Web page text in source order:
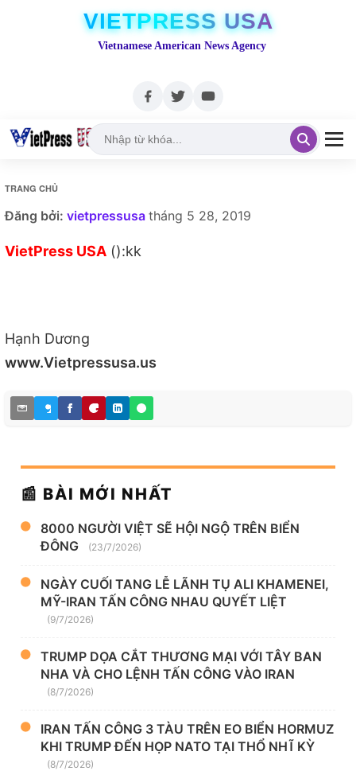
VIETPRESS USA
Vietnamese American News Agency
TRANG CHỦ
Đăng bởi: vietpressusa tháng 5 28, 2019
VietPress USA ():kk
Hạnh Dương
www.Vietpressusa.us
📰 BÀI MỚI NHẤT
8000 NGƯỜI VIỆT SẼ HỘI NGỘ TRÊN BIỂN
ĐÔNG
(23/7/2026)
NGÀY CUỐI TANG LỄ LÃNH TỤ ALI KHAMENEI,
MỸ-IRAN TẤN CÔNG NHAU QUYẾT LIỆT
(9/7/2026)
TRUMP DỌA CẮT THƯƠNG MẠI VỚI TÂY BAN
NHA VÀ CHO LỆNH TẤN CÔNG VÀO IRAN
(8/7/2026)
IRAN TẤN CÔNG 3 TÀU TRÊN EO BIỂN HORMUZ
KHI TRUMP ĐẾN HỌP NATO TẠI THỔ NHĨ KỲ
(8/7/2026)